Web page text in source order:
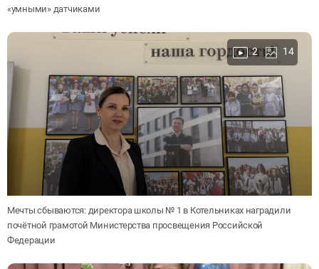
«умными» датчиками
2 14
Мечты сбываются: директора школы № 1 в Котельниках наградили
почётной грамотой Министерства просвещения Российской
Федерации